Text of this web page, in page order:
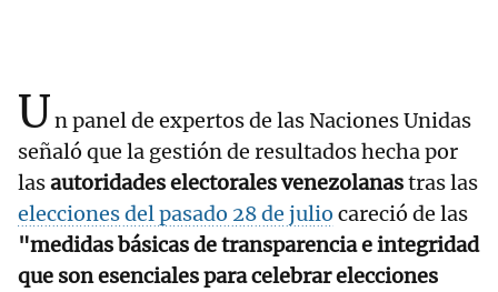
Un panel de expertos de las Naciones Unidas
señaló que la gestión de resultados hecha por
lasautoridades electorales venezolanastras las
elecciones del pasado 28 de julio careció de las
"medidas básicas de transparencia e integridad
que son esenciales para celebrar elecciones